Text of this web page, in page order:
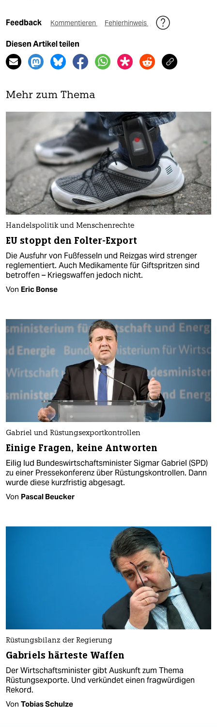
Feedback Kommentieren Fehlerhinweis
Diesen Artikel teilen
Mehr zum Thema
Handelspolitik und Menschenrechte
EU stoppt den Folter-Export
Die Ausfuhr von Fußfesseln und Reizgas wird strenger
reglementiert. Auch Medikamente für Giftspritzen sind
betroffen – Kriegswaffen jedoch nicht.
Von Eric Bonse
Gabriel und Rüstungsexportkontrollen
Einige Fragen, keine Antworten
Eilig lud Bundeswirtschaftsminister Sigmar Gabriel (SPD)
zu einer Pressekonferenz über Rüstungskontrollen. Dann
wurde diese kurzfristig abgesagt.
Von Pascal Beucker
Rüstungsbilanz der Regierung
Gabriels härteste Waffen
Der Wirtschaftsminister gibt Auskunft zum Thema
Rüstungsexporte. Und verkündet einen fragwürdigen
Rekord.
Von Tobias Schulze